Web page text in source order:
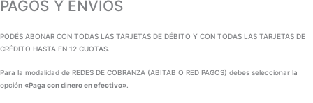
PAGOS Y ENVÍOS
PODÉS ABONAR CON TODAS LAS TARJETAS DE DÉBITO Y CON TODAS LAS TARJETAS DE
CRÉDITO HASTA EN 12 CUOTAS.
Para la modalidad de REDES DE COBRANZA (ABITAB O RED PAGOS) debes seleccionar la
opción «Paga con dinero en efectivo».